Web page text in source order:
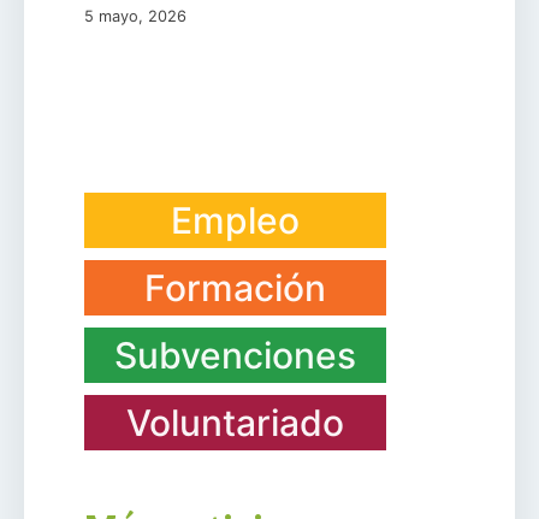
5 mayo, 2026
Empleo
Formación
Subvenciones
Voluntariado